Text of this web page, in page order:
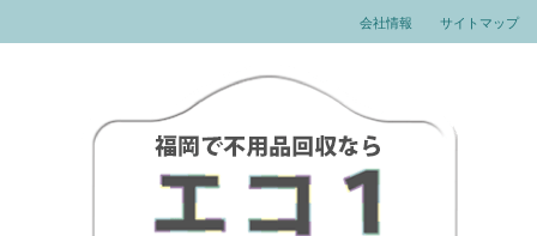
会社情報 サイトマップ